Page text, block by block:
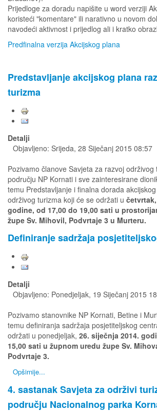
Prijedloge za doradu napišite u word verziji
koristeći "komentare" ili narativno u novom
navodeći aktivnost i prijedlog ali i kratko
Predfinalna verzija Akcijskog plana
Predstavljanje akcijskog plana
turizma
Detalji
Objavljeno: Srijeda, 28 Siječanj 2015 08:57
Pozivamo članove Savjeta za razvoj
području NP Kornati i sve zainteresirane
temu Predstavljanje i finalna dorada
održivog turizma koji će se održati u
godine, od 17,00 do 19,00 sati u
župe Sv. Mihovil, Podvrtaje 3 u Murteru.
Definiranje sadržaja
Detalji
Objavljeno: Ponedjeljak, 19 Siječanj 2015
Pozivamo stanovnike NP Kornati, Betine i
temu definiranja sadržaja posjetiteljskog
održati u ponedjeljak, 26. siječnja 2014.
15,00 sati u župnom uredu župe Sv.
Podvrtaje 3.
Opširnije...
4. sastanak Savjeta za održivi
području Nacionalnog parka